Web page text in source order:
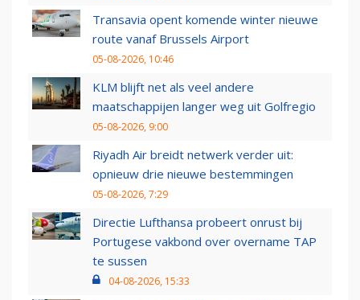
Transavia opent komende winter nieuwe
route vanaf Brussels Airport
05-08-2026, 10:46
KLM blijft net als veel andere
maatschappijen langer weg uit Golfregio
05-08-2026, 9:00
Riyadh Air breidt netwerk verder uit:
opnieuw drie nieuwe bestemmingen
05-08-2026, 7:29
Directie Lufthansa probeert onrust bij
Portugese vakbond over overname TAP
te sussen
04-08-2026, 15:33